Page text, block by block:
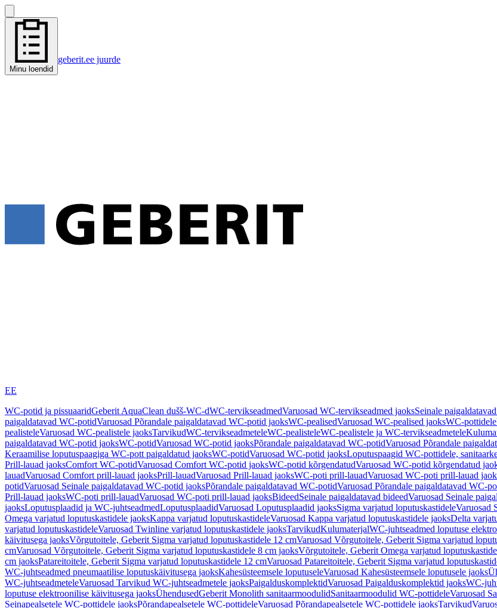
Minu loendid
geberit.ee juurde
EE
WC-potid ja pissuaaridGeberit AquaClean dušš-WC-dWC-tervikseadmedVaruosad WC-tervikseadmed jaoksSeinale
paigaldatavad WC-potidVaruosad Põrandale paigaldatavad WC-potid jaoksWC-pealisedVaruosad WC-pealised jaoksWC-pottidele
pealisteleVaruosad WC-pealistele jaoksTarvikudWC-tervikseadmeteleWC-pealisteleWC-pealistele ja WC-tervikseadmetele
paigaldatavad WC-potid jaoksWC-potidVaruosad WC-potid jaoksPõrandale paigaldatavad WC-potidVaruosad Põrandale
Keraamilise loputuspaagiga WC-pott paigaldatud jaoksWC-potidVaruosad WC-potid jaoksLoputuspaagid WC-pottidele,
Prill-lauad jaoksComfort WC-potidVaruosad Comfort WC-potid jaoksWC-potid kõrgendatudVaruosad WC-potid kõrgendatud
lauadVaruosad Comfort prill-lauad jaoksPrill-lauadVaruosad Prill-lauad jaoksWC-poti prill-lauadVaruosad WC-poti prill-lauad
potidVaruosad Seinale paigaldatavad WC-potid jaoksPõrandale paigaldatavad WC-potidVaruosad Põrandale paigaldatavad WC-
Prill-lauad jaoksWC-poti prill-lauadVaruosad WC-poti prill-lauad jaoksBideedSeinale paigaldatavad bideedVaruosad Seinale
jaoksLoputusplaadid ja WC-juhtseadmedLoputusplaadidVaruosad Loputusplaadid jaoksSigma varjatud loputuskastideleVaruosad
Omega varjatud loputuskastidele jaoksKappa varjatud loputuskastideleVaruosad Kappa varjatud loputuskastidele jaoksDelta
varjatud loputuskastideleVaruosad Twinline varjatud loputuskastidele jaoksTarvikudKulumaterjalWC-juhtseadmed loputuse
käivitusega jaoksVõrgutoitele, Geberit Sigma varjatud loputuskastidele 12 cmVaruosad Võrgutoitele, Geberit Sigma varjatud
cmVaruosad Võrgutoitele, Geberit Sigma varjatud loputuskastidele 8 cm jaoksVõrgutoitele, Geberit Omega varjatud
cm jaoksPatareitoitele, Geberit Sigma varjatud loputuskastidele 12 cmVaruosad Patareitoitele, Geberit Sigma varjatud
WC-juhtseadmed pneumaatilise loputuskäivitusega jaoksKahesüsteemsele loputuseleVaruosad Kahesüsteemsele loputusele jaoks
WC-juhtseadmeteleVaruosad Tarvikud WC-juhtseadmetele jaoksPaigalduskomplektidVaruosad Paigalduskomplektid jaoksWC-
loputuse elektroonilise käivitusega jaoksÜhendusedGeberit Monolith sanitaarmoodulidSanitaarmoodulid WC-pottideleVaruosad
Seinapealsetele WC-pottidele jaoksPõrandapealsetele WC-pottideleVaruosad Põrandapealsetele WC-pottidele jaoksTarvikud